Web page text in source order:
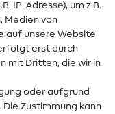
IP-Adresse), um z.B.
Medien von
auf unsere Website
erst durch
mit Dritten, die wir in
oder aufgrund
Zustimmung kann